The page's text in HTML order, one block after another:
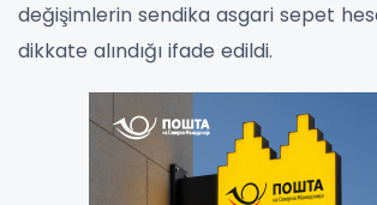
değişimlerin sendika asgari sepet
dikkate alındığı ifade edildi.